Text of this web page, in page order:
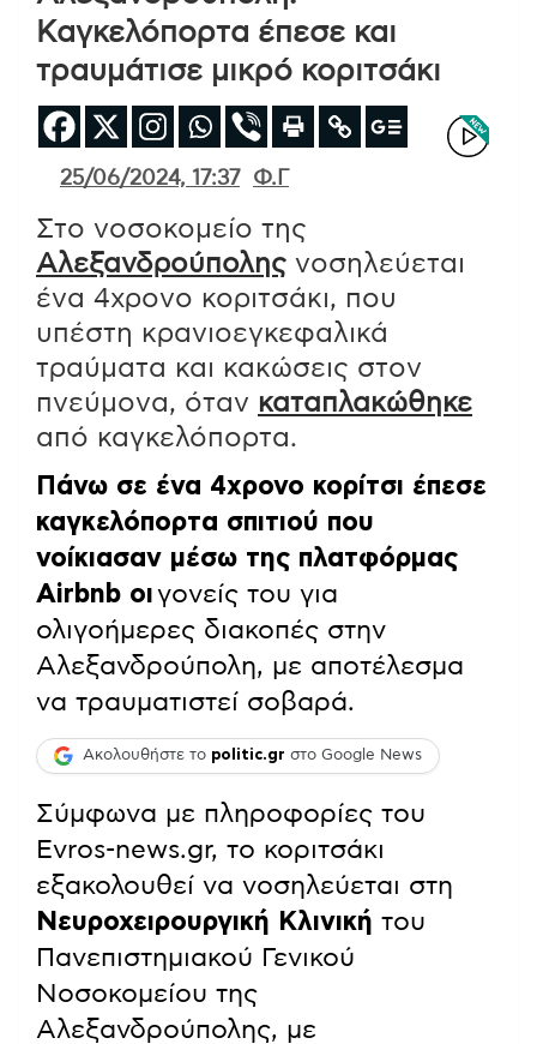
Καγκελόπορτα έπεσε και
τραυμάτισε μικρό κοριτσάκι
25/06/2024, 17:37 Φ.Γ
Στο νοσοκομείο της
Αλεξανδρούπολης νοσηλεύεται
ένα 4χρονο κοριτσάκι, που
υπέστη κρανιοεγκεφαλικά
τραύματα και κακώσεις στον
πνεύμονα, όταν καταπλακώθηκε
από καγκελόπορτα.
Πάνω σε ένα 4χρονο κορίτσι έπεσε
καγκελόπορτα σπιτιού που
νοίκιασαν μέσω της πλατφόρμας
Airbnb οιγονείς του για
ολιγοήμερες διακοπές στην
Αλεξανδρούπολη, με αποτέλεσμα
να τραυματιστεί σοβαρά.
Ακολουθήστε το politic.gr στο Google News
Σύμφωνα με πληροφορίες του
Evros-news.gr, το κοριτσάκι
εξακολουθεί να νοσηλεύεται στη
Νευροχειρουργική Κλινική του
Πανεπιστημιακού Γενικού
Νοσοκομείου της
Αλεξανδρούπολης, με